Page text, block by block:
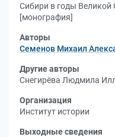
Сибири в годы Великой
[монография]
Авторы
Семенов Михаил
Другие авторы
Снегирёва Людмила
Организация
Институт истории
Выходные сведения